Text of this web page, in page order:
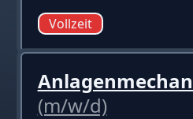
Vollzeit
(m/w/d)